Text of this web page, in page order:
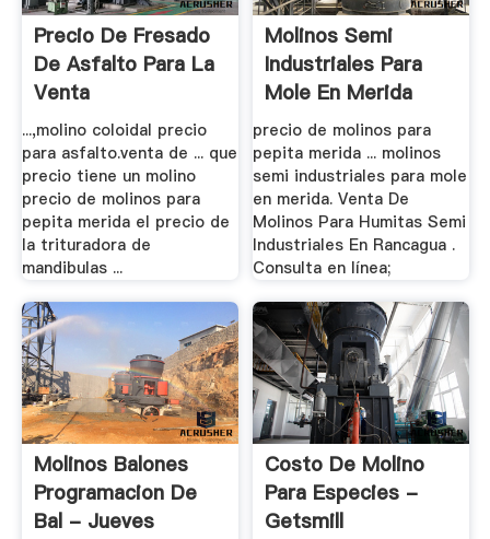
Precio De Fresado
De Asfalto Para La
Venta
...,molino coloidal precio
para asfalto.venta de ... que
precio tiene un molino
precio de molinos para
pepita merida el precio de
la trituradora de
mandibulas ...
Molinos Semi
Industriales Para
Mole En Merida
precio de molinos para
pepita merida ... molinos
semi industriales para mole
en merida. Venta De
Molinos Para Humitas Semi
Industriales En Rancagua .
Consulta en línea;
Molinos Balones
Programacion De
Bal - Jueves
Costo De Molino
Para Especies -
Getsmill